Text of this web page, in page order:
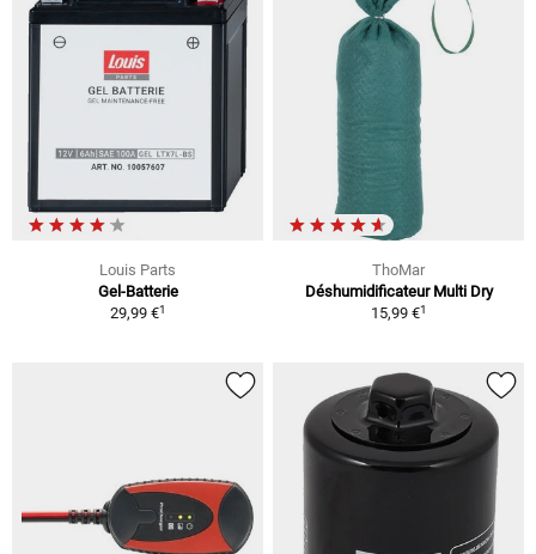
Louis Parts
Gel-Batterie
29,99 €1
ThoMar
Déshumidificateur Multi Dry
15,99 €1